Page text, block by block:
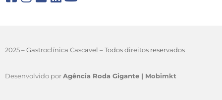
2025 – Gastroclínica Cascavel – Todos direitos reservados
Desenvolvido porAgência Roda Gigante | Mobimkt